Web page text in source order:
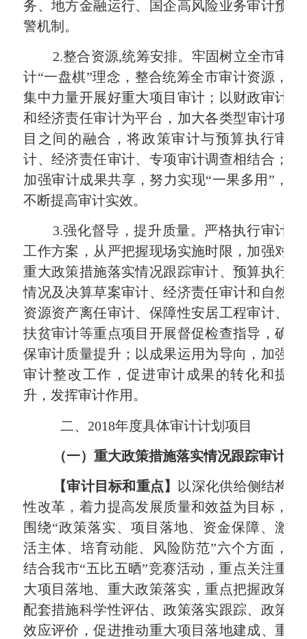
务、地方金融运行、国企高风险业务审计预
警机制。
2.整合资源,统筹安排。 牢固树立全市审
计“一盘棋”理念， 整合统筹全市审计资源，
集中力量开展好重大项目审计； 以财政审计
和经济责任审计为平台， 加大各类型审计项
目之间的融合，将政策审计与预算执行审
计、经济责任审计、专项审计调查相结合 ；
加强审计成果共享 ，努力实现“一果多用” ，
不断提高审计实效。
3.强化督导，提升质量。严格执行审计
工作方案，从严把握现场实施时限，加强对
重大政策措施落实情况跟踪审计、预算执行
情况及决算草案审计、经济责任审计和自然
资源资产离任审计、保障性安居工程审计、
扶贫审计等重点项目开展督促检查指导，确
保审计质量提升；以成果运用为导向，加强
审计整改工作，促进审计成果的转化和提
升，发挥审计作用。
二、 2018年度具体审计计划项目
（一）重大政策措施落实情况跟踪审计
【审计目标和重点】
以深化供给侧结构
性改革，着力提高发展质量和效益为目标，
围绕“政策落实、项目落地、资金保障、激
活主体、培育动能、风险防范”六个方面，
结合我市“五比五晒”竞赛活动，重点关注重
大项目落地、重大政策落实，重点把握政策
配套措施科学性评估、政策落实跟踪、政策
效应评价，促进推动重大项目落地建成、重